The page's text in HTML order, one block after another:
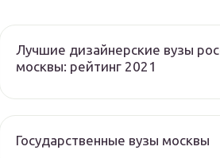
Лучшие дизайнерские вузы
москвы: рейтинг 2021
Государственные вузы москвы